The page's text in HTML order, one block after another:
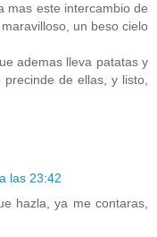
mas este intercambio de
un beso cielo
ademas lleva patatas y
de ellas, y listo,
las 23:42
hazla, ya me contaras,